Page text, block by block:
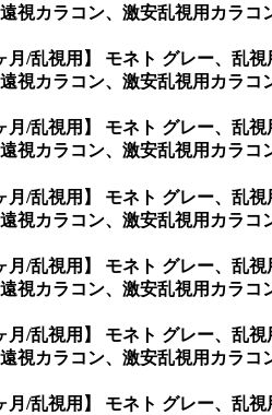
視カラコン、激安乱視用カラコ
月/乱視用】 モネト グレー、乱
視カラコン、激安乱視用カラ
月/乱視用】 モネト グレー、乱
視カラコン、激安乱視用カラ
月/乱視用】 モネト グレー、乱
視カラコン、激安乱視用カラ
月/乱視用】 モネト グレー、乱
視カラコン、激安乱視用カラ
月/乱視用】 モネト グレー、乱
視カラコン、激安乱視用カラ
月/乱視用】 モネト グレー、乱